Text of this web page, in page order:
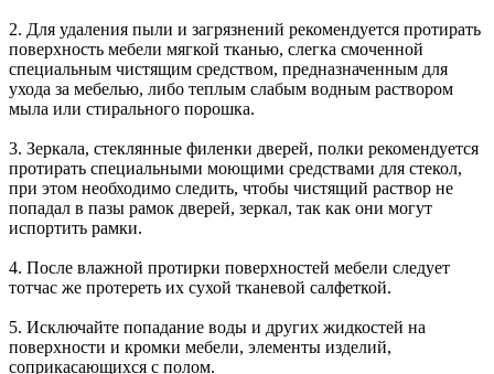
2. Для удаления пыли и загрязнений рекомендуется протирать
поверхность мебели мягкой тканью, слегка смоченной
специальным чистящим средством, предназначенным для
ухода за мебелью, либо теплым слабым водным раствором
мыла или стирального порошка.
3. Зеркала, стеклянные филенки дверей, полки рекомендуется
протирать специальными моющими средствами для стекол,
при этом необходимо следить, чтобы чистящий раствор не
попадал в пазы рамок дверей, зеркал, так как они могут
испортить рамки.
4. После влажной протирки поверхностей мебели следует
тотчас же протереть их сухой тканевой салфеткой.
5. Исключайте попадание воды и других жидкостей на
поверхности и кромки мебели, элементы изделий,
соприкасающихся с полом.